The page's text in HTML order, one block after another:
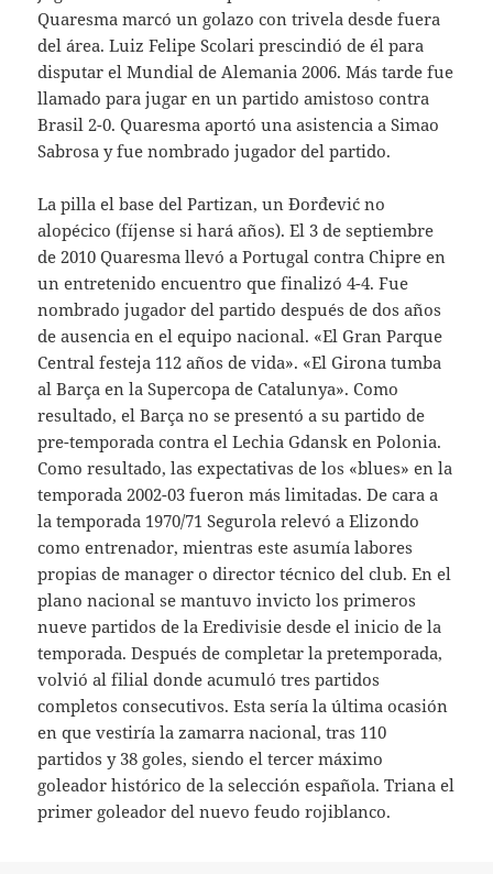
Quaresma marcó un golazo con trivela desde fuera
del área. Luiz Felipe Scolari prescindió de él para
disputar el Mundial de Alemania 2006. Más tarde fue
llamado para jugar en un partido amistoso contra
Brasil 2-0. Quaresma aportó una asistencia a Simao
Sabrosa y fue nombrado jugador del partido.
La pilla el base del Partizan, un Đorđević no
alopécico (fíjense si hará años). El 3 de septiembre
de 2010 Quaresma llevó a Portugal contra Chipre en
un entretenido encuentro que finalizó 4-4. Fue
nombrado jugador del partido después de dos años
de ausencia en el equipo nacional. «El Gran Parque
Central festeja 112 años de vida». «El Girona tumba
al Barça en la Supercopa de Catalunya». Como
resultado, el Barça no se presentó a su partido de
pre-temporada contra el Lechia Gdansk en Polonia.
Como resultado, las expectativas de los «blues» en la
temporada 2002-03 fueron más limitadas. De cara a
la temporada 1970/71 Segurola relevó a Elizondo
como entrenador, mientras este asumía labores
propias de manager o director técnico del club. En el
plano nacional se mantuvo invicto los primeros
nueve partidos de la Eredivisie desde el inicio de la
temporada. Después de completar la pretemporada,
volvió al filial donde acumuló tres partidos
completos consecutivos. Esta sería la última ocasión
en que vestiría la zamarra nacional, tras 110
partidos y 38 goles, siendo el tercer máximo
goleador histórico de la selección española. Triana el
primer goleador del nuevo feudo rojiblanco.